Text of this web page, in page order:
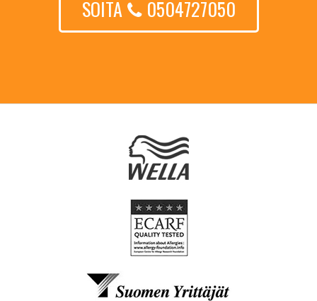
SOITA 0504727050